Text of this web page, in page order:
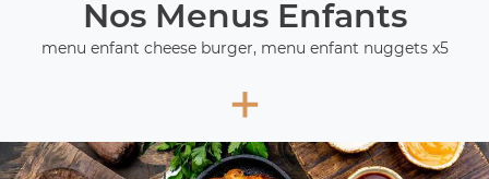
Nos Menus Enfants
menu enfant cheese burger, menu enfant nuggets x5
+